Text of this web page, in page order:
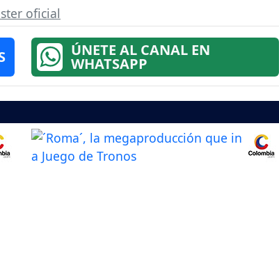
oficial
ÚNETE AL CANAL EN
WHATSAPP